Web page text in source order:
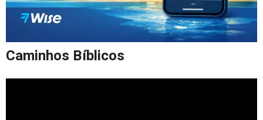
Caminhos Bíblicos